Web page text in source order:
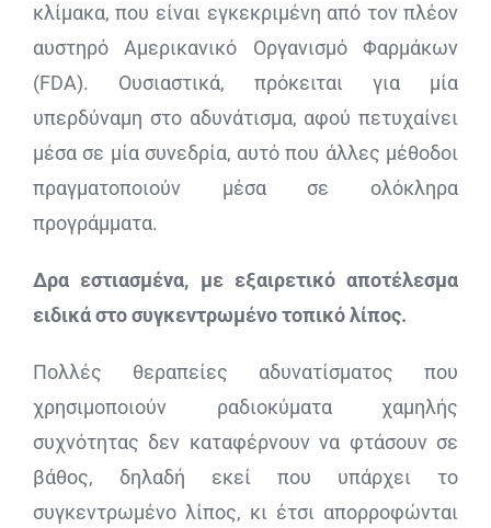
κλίμακα, που είναι εγκεκριμένη από τον πλέον
αυστηρό Αμερικανικό Οργανισμό Φαρμάκων
(FDA). Ουσιαστικά, πρόκειται για μία
υπερδύναμη στο αδυνάτισμα, αφού πετυχαίνει
μέσα σε μία συνεδρία, αυτό που άλλες μέθοδοι
πραγματοποιούν μέσα σε ολόκληρα
προγράμματα.
Δρα εστιασμένα, με εξαιρετικό αποτέλεσμα
ειδικά στο συγκεντρωμένο τοπικό λίπος.
Πολλές θεραπείες αδυνατίσματος που
χρησιμοποιούν ραδιοκύματα χαμηλής
συχνότητας δεν καταφέρνουν να φτάσουν σε
βάθος, δηλαδή εκεί που υπάρχει το
συγκεντρωμένο λίπος, κι έτσι απορροφώνται